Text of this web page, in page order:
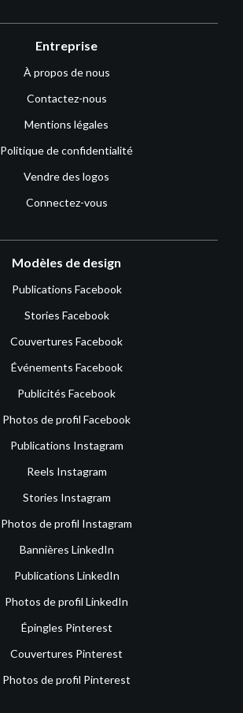
Entreprise
À propos de nous
Contactez-nous
Mentions légales
Politique de confidentialité
Vendre des logos
Connectez-vous
Modèles de design
Publications Facebook
Stories Facebook
Couvertures Facebook
Événements Facebook
Publicités Facebook
Photos de profil Facebook
Publications Instagram
Reels Instagram
Stories Instagram
Photos de profil Instagram
Bannières LinkedIn
Publications LinkedIn
Photos de profil LinkedIn
Épingles Pinterest
Couvertures Pinterest
Photos de profil Pinterest